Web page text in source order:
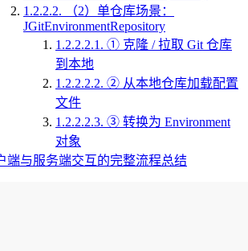
1.2.2.2.
（2）单仓库场景：
JGitEnvironmentRepository
1.2.2.2.1. ① 克隆 / 拉取 Git 仓库
到本地
1.2.2.2.2. ② 从本地仓库加载配置
文件
1.2.2.2.3. ③ 转换为 Environment
对象
端与服务端交互的完整流程总结